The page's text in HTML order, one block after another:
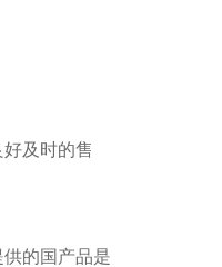
及时的售
的国产品是